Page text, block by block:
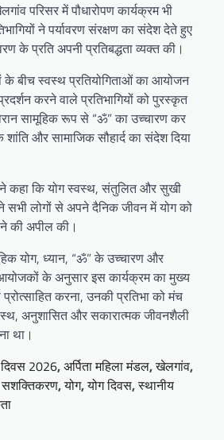
परिसर में पौधारोपण कार्यक्रम भी
ने पर्यावरण संरक्षण का संदेश देते हुए
के प्रति अपनी प्रतिबद्धता व्यक्त की।
के बीच स्वस्थ प्रतियोगिताओं का आयोजन
करने वाले प्रतिभागियों को पुरस्कृत
सामूहिक रूप से “ॐ” का उच्चारण कर
और सामाजिक सौहार्द का संदेश दिया
कहा कि योग स्वस्थ, संतुलित और सुखी
सभी लोगों से अपने दैनिक जीवन में योग को
की अपील की।
योग, ध्यान, “ॐ” के उच्चारण और
के अनुसार इस कार्यक्रम का मुख्य
करना, उनकी प्रतिभा को मंच
अनुशासित और सकारात्मक जीवनशैली
था।
दिवस 2026,अर्पिता महिला मंडल,खेलगांव,
सशक्तिकरण,योग,योग दिवस,स्थानीय